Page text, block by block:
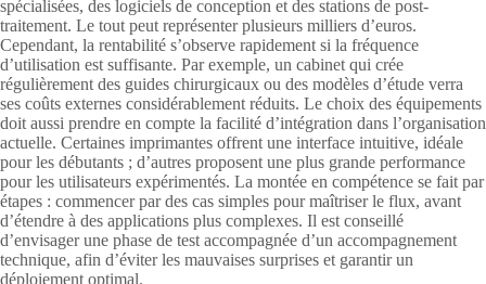
spécialisées, des logiciels de conception et des stations de post-
traitement. Le tout peut représenter plusieurs milliers d’euros.
Cependant, la rentabilité s’observe rapidement si la fréquence
d’utilisation est suffisante. Par exemple, un cabinet qui crée
régulièrement des guides chirurgicaux ou des modèles d’étude verra
ses coûts externes considérablement réduits. Le choix des équipements
doit aussi prendre en compte la facilité d’intégration dans l’organisation
actuelle. Certaines imprimantes offrent une interface intuitive, idéale
pour les débutants ; d’autres proposent une plus grande performance
pour les utilisateurs expérimentés. La montée en compétence se fait par
étapes : commencer par des cas simples pour maîtriser le flux, avant
d’étendre à des applications plus complexes. Il est conseillé
d’envisager une phase de test accompagnée d’un accompagnement
technique, afin d’éviter les mauvaises surprises et garantir un
déploiement optimal.